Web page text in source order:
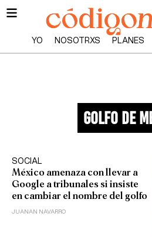
YO NOSOTRXS PLANES
golfo de
SOCIAL
México amenaza con llevar a
Google a tribunales si insiste
en cambiar el nombre del golfo
JUANAN NAVARRO